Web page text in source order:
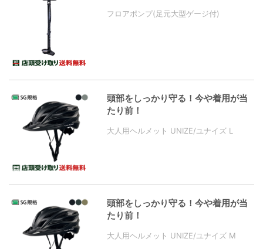
フロアポンプ(足元大型ゲージ付)
頭部をしっかり守る！今や着用が当
たり前！
大人用ヘルメット UNIZE/ユナイズ L
頭部をしっかり守る！今や着用が当
たり前！
大人用ヘルメット UNIZE/ユナイズ M